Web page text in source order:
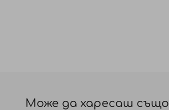
Може да харесаш също